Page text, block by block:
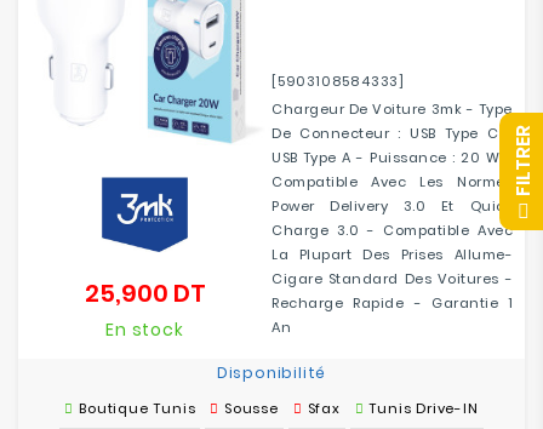
[5903108584333]
Chargeur De Voiture 3mk - Type
De Connecteur : USB Type C /
USB Type A - Puissance : 20 W -
Compatible Avec Les Normes
Power Delivery 3.0 Et Quick
Charge 3.0 - Compatible Avec
La Plupart Des Prises Allume-
Cigare Standard Des Voitures -
Recharge Rapide - Garantie 1
An
25,900 DTPrix
En stock
Disponibilité
Boutique Tunis Sousse Sfax Tunis Drive-IN
R